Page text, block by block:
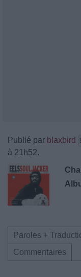
Publié par blaxbird
à 21h52.
Paroles +
Commentaires